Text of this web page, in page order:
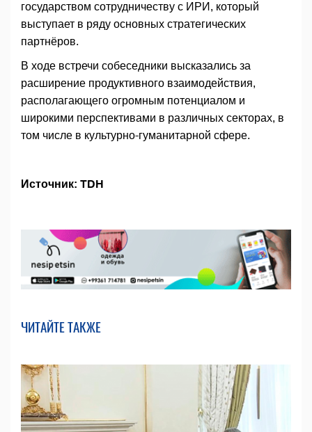
государством сотрудничеству с ИРИ, который
выступает в ряду основных стратегических
партнёров.
В ходе встречи собеседники высказались за
расширение продуктивного взаимодействия,
располагающего огромным потенциалом и
широкими перспективами в различных секторах, в
том числе в культурно-гуманитарной сфере.
Источник: TDH
ЧИТАЙТЕ ТАКЖЕ